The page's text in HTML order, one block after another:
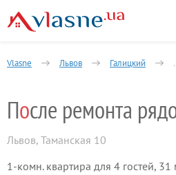
Vlasne Львов Галицкий
После ремонта
Львов, Таманская 10
1-комн. квартира для 4 гостей, 31